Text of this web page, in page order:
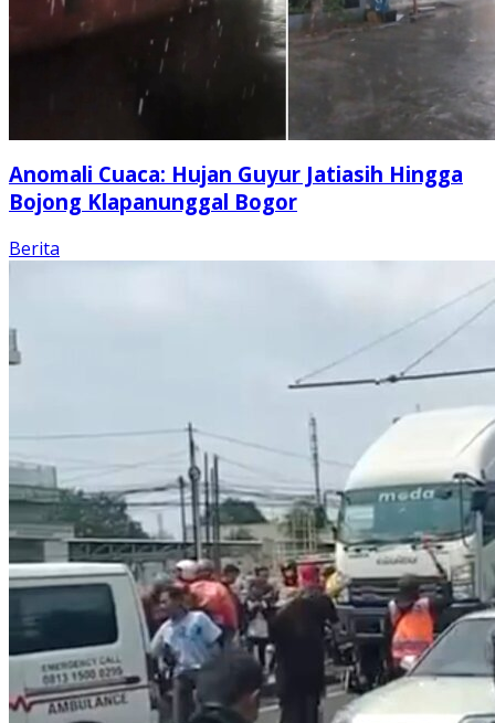
Anomali Cuaca: Hujan Guyur Jatiasih Hingga
Bojong Klapanunggal Bogor
Berita